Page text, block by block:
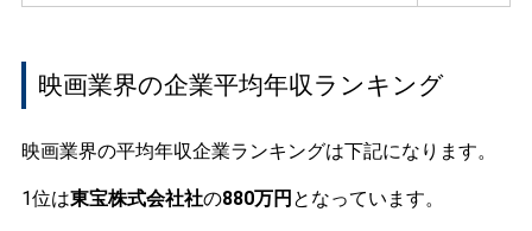
映画業界の企業平均年収ランキング
映画業界の平均年収企業ランキングは下記になります。
1位は東宝株式会社社の880万円 となっています。